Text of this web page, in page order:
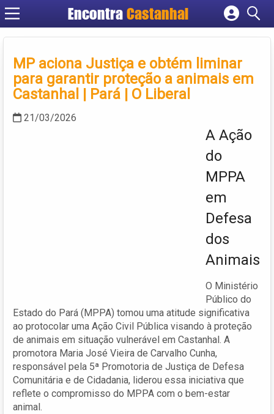
EncontraCastanhal
Cadastrar empresa
Criar conta
MP aciona Justiça e obtém liminar
para garantir proteção a animais em
Castanhal | Pará | O Liberal
21/03/2026
A Ação
do
MPPA
em
Defesa
dos
Animais
O Ministério
Público do
Estado do Pará (MPPA) tomou uma atitude significativa
ao protocolar uma Ação Civil Pública visando à proteção
de animais em situação vulnerável em Castanhal. A
promotora Maria José Vieira de Carvalho Cunha,
responsável pela 5ª Promotoria de Justiça de Defesa
Comunitária e de Cidadania, liderou essa iniciativa que
reflete o compromisso do MPPA com o bem-estar
animal.